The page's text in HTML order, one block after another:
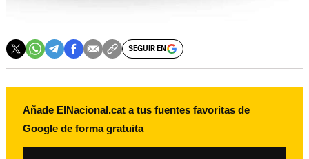
SEGUIR EN
Añade ElNacional.cat a tus fuentes favoritas de
Google de forma gratuita